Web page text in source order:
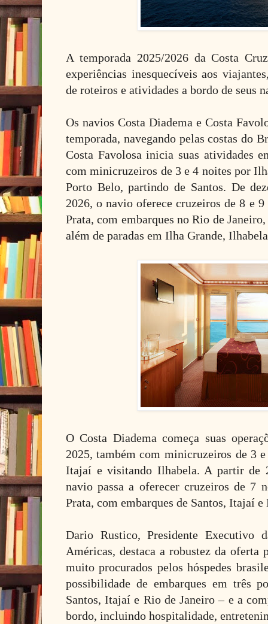
A temporada 2025/2026 da Costa
experiências inesquecíveis aos
de roteiros e atividades a bordo de seus
Os navios Costa Diadema e Costa
temporada, navegando pelas costas do
Costa Favolosa inicia suas atividades
com minicruzeiros de 3 e 4 noites por
Porto Belo, partindo de Santos. De
2026, o navio oferece cruzeiros de 8 e
Prata, com embarques no Rio de
além de paradas em Ilha Grande,
O Costa Diadema começa suas
2025, também com minicruzeiros de 3
Itajaí e visitando Ilhabela. A partir de
navio passa a oferecer cruzeiros de 7
Prata, com embarques de Santos, Itajaí e
Dario Rustico, Presidente Executivo
Américas, destaca a robustez da oferta
muito procurados pelos hóspedes
possibilidade de embarques em três
Santos, Itajaí e Rio de Janeiro – e a
bordo, incluindo hospitalidade,